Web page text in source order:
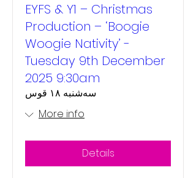
EYFS & Y1 – Christmas
Production – ‘Boogie
Woogie Nativity’ -
Tuesday 9th December
2025 9:30am
سه‌شنبه ۱۸ قوس
More info
Details